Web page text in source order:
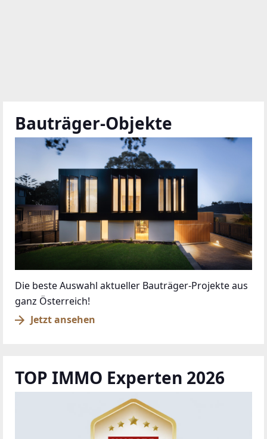
Bauträger-Objekte
Die beste Auswahl aktueller Bauträger-Projekte aus
ganz Österreich!
Jetzt ansehen
TOP IMMO Experten 2026